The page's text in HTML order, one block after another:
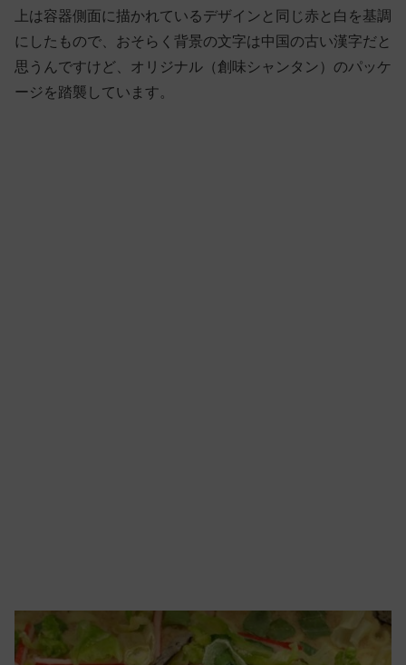
上は容器側面に描かれているデザインと同じ赤と白を基調
にしたもので、おそらく背景の文字は中国の古い漢字だと
思うんですけど、オリジナル（創味シャンタン）のパッケ
ージを踏襲しています。